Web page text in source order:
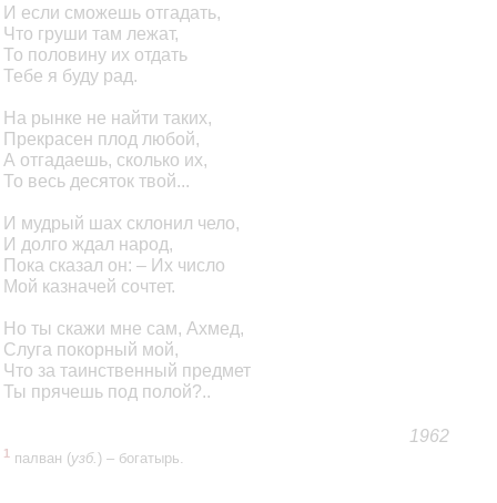
И если сможешь отгадать,
Что груши там лежат,
То половину их отдать
Тебе я буду рад.
На рынке не найти таких,
Прекрасен плод любой,
А отгадаешь, сколько их,
То весь десяток твой...
И мудрый шах склонил чело,
И долго ждал народ,
Пока сказал он: – Их число
Мой казначей сочтет.
Но ты скажи мне сам, Ахмед,
Слуга покорный мой,
Что за таинственный предмет
Ты прячешь под полой?..
1962
1 палван (узб.) – богатырь.